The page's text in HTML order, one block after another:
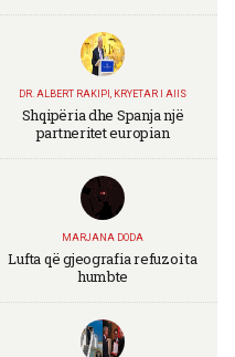
DR. ALBERT RAKIPI, KRYETAR I AIIS
Shqipëria dhe Spanja një
partneritet europian
MARJANA DODA
Lufta që gjeografia refuzoi ta
humbte